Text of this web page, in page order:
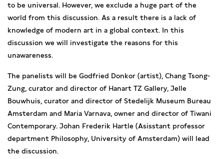
to be universal. However, we exclude a huge part of the
world from this discussion. As a result there is a lack of
knowledge of modern art in a global context. In this
discussion we will investigate the reasons for this
unawareness.
The panelists will be Godfried Donkor (artist), Chang Tsong-
Zung, curator and director of Hanart TZ Gallery, Jelle
Bouwhuis, curator and director of Stedelijk Museum Bureau
Amsterdam and Maria Varnava, owner and director of Tiwani
Contemporary. Johan Frederik Hartle (Asisstant professor
department Philosophy, University of Amsterdam) will lead
the discussion.